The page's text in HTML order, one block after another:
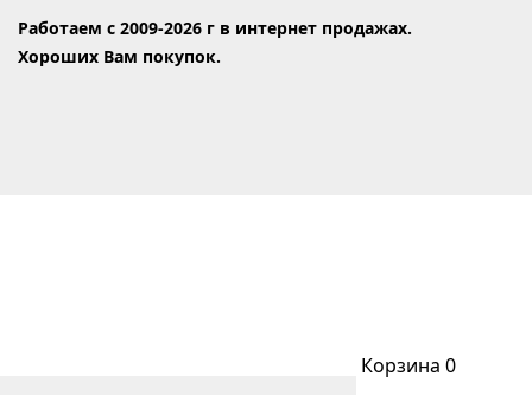
Работаем с 2009-2026 г в интернет продажах.
Хороших Вам покупок.
Корзина 0